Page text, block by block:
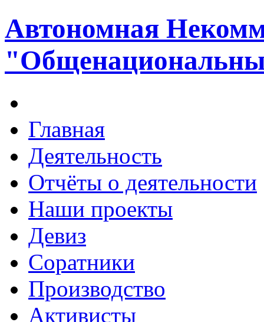
Автономная
Главная
Деятельность
Отчёты о деятельности
Наши проекты
Девиз
Соратники
Производство
Активисты